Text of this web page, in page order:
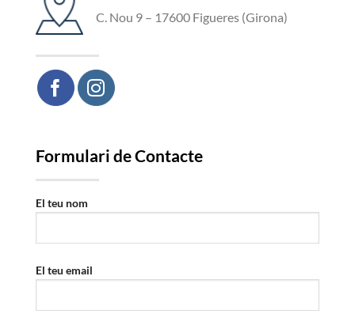
C. Nou 9 – 17600 Figueres (Girona)
Formulari de Contacte
El teu nom
El teu email